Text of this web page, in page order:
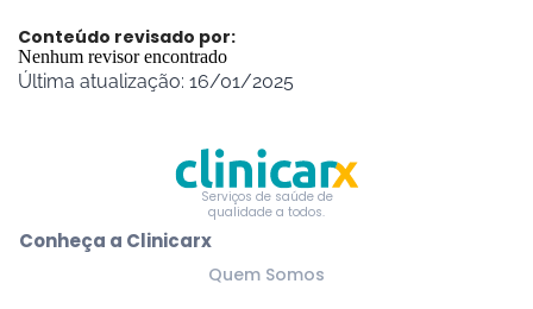
Conteúdo revisado por:
Nenhum revisor encontrado
Última atualização: 16/01/2025
Serviços de saúde de
qualidade a todos.
Conheça a Clinicarx
Quem Somos